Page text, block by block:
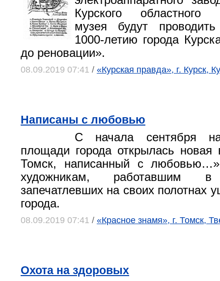
Курского областного
музея будут
1000-летию города
до реновации».
08.09.2019 07:41 / «Курская правда», г. Курск,
Написаны с любовью
С начала сентября
площади города открылась новая
Томск, написанный с
художникам, работавшим
запечатлевших на своих полотнах
города.
08.09.2019 07:41 / «Красное знамя», г. Томск,
Охота на здоровых